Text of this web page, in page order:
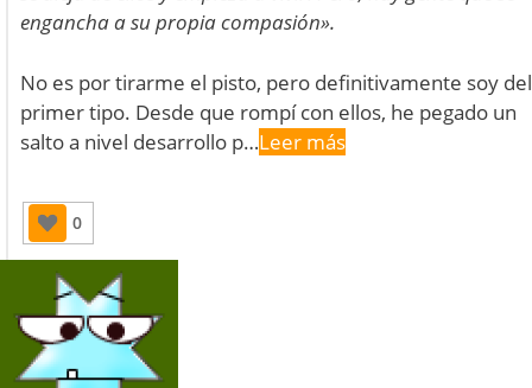
engancha a su propia compasión».
No es por tirarme el pisto, pero definitivamente soy del
primer tipo. Desde que rompí con ellos, he pegado un
salto a nivel desarrollo p…Leer más
0